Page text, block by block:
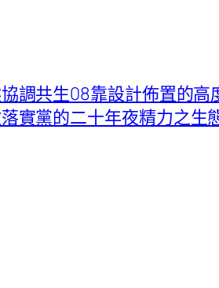
調共生08靠設計佈置的
實黨的二十年夜精力之生